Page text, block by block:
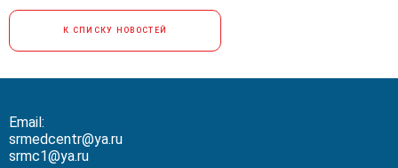
К СПИСКУ НОВОСТЕЙ
Email:
srmedcentr@ya.ru
srmc1@ya.ru